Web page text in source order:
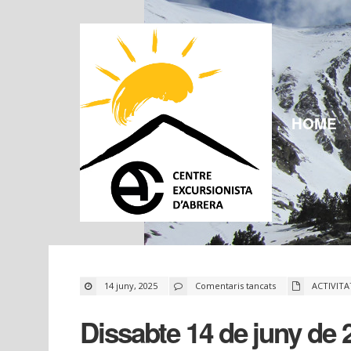
HOME
14 juny, 2025 Comentaris tancatsa
Dissabte
de
2025
–
Dissabte 14 de juny de